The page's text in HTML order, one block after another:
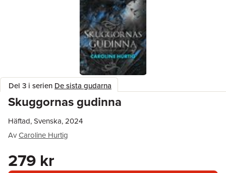
Del 3 i serien De sista gudarna
Skuggornas gudinna
Häftad, Svenska, 2024
AvCaroline Hurtig
279 kr